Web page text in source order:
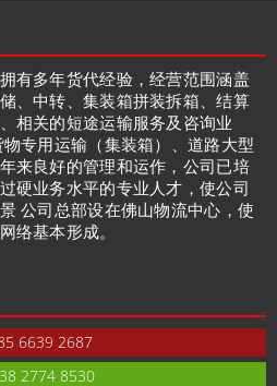
拥有多年货代经验，经营范围涵盖
、中转、集装箱拼装拆箱、结算
相关的短途运输服务及咨询业
专用运输（集装箱）、道路大型
来良好的管理和运作，公司已培
硬业务水平的专业人才，使公司
公司总部设在佛山物流中心，使
络基本形成。
6639 2687
2774 8530